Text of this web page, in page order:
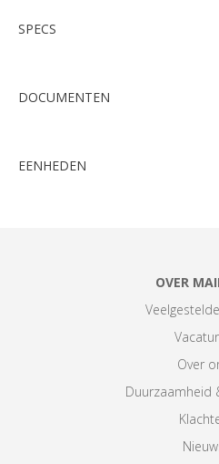
SPECS
DOCUMENTEN
EENHEDEN
OVER
Over
Duurzaamheid